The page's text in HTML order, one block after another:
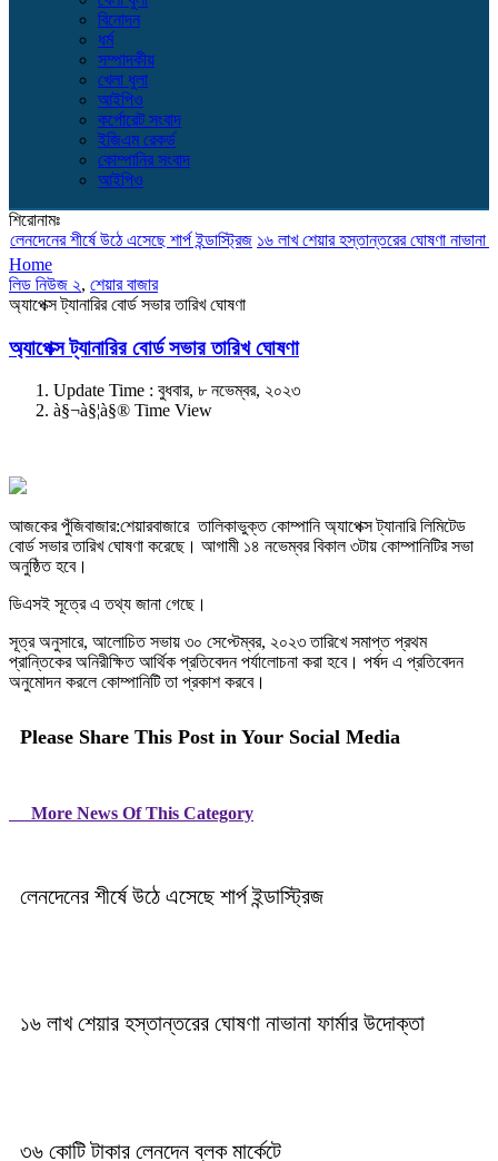
বিনোদন
ধর্ম
সম্পাদকীয়
খেলা ধুলা
আইপিও
কর্পোরেট সংবাদ
ইজিএম রেকর্ড
কোম্পানির সংবাদ
আইপিও
শিরোনামঃ
শীর্ষে উঠে এসেছে শার্প ইন্ডাস্ট্রিজ ১৬ লাখ শেয়ার হস্তান্তরের ঘোষণা নাভানা
Home
লিড নিউজ ২, শেয়ার বাজার
অ্যাপেক্স ট্যানারির বোর্ড সভার তারিখ ঘোষণা
অ্যাপেক্স ট্যানারির বোর্ড সভার তারিখ ঘোষণা
Update Time : বুধবার, ৮ নভেম্বর, ২০২৩
à§¬à§¦à§® Time View
আজকের পুঁজিবাজার:শেয়ারবাজারে তালিকাভুক্ত কোম্পানি অ্যাপেক্স ট্যানারি লিমিটেড
বোর্ড সভার তারিখ ঘোষণা করেছে। আগামী ১৪ নভেম্বর বিকাল ৩টায় কোম্পানিটির সভা
অনুষ্ঠিত হবে।
ডিএসই সূত্রে এ তথ্য জানা গেছে।
সূত্র অনুসারে, আলোচিত সভায় ৩০ সেপ্টেম্বর, ২০২৩ তারিখে সমাপ্ত প্রথম
প্রান্তিকের অনিরীক্ষিত আর্থিক প্রতিবেদন পর্যালোচনা করা হবে। পর্ষদ এ প্রতিবেদন
অনুমোদন করলে কোম্পানিটি তা প্রকাশ করবে।
Please Share This Post in Your Social Media
More News Of This Category
লেনদেনের শীর্ষে উঠে এসেছে শার্প ইন্ডাস্ট্রিজ
১৬ লাখ শেয়ার হস্তান্তরের ঘোষণা নাভানা ফার্মার উদোক্তা
৩৬ কোটি টাকার লেনদেন ব্লক মার্কেটে